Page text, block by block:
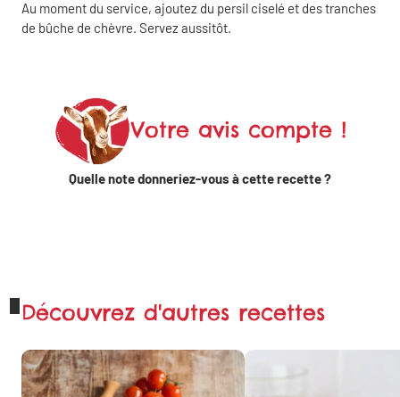
Partager
sur
Partager
sur X
Au moment du service, ajoutez du persil ciselé et des tranches
de bûche de chèvre. Servez aussitôt.
Votre avis compte !
Quelle note donneriez-vous à cette recette ?
Découvrez d'autres recettes